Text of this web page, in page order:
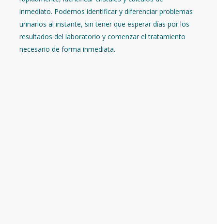
inmediato. Podemos identificar y diferenciar problemas
urinarios al instante, sin tener que esperar días por los
resultados del laboratorio y comenzar el tratamiento
necesario de forma inmediata.